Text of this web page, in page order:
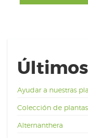
Ayudar a nuestras
Colección de
Alternanthera